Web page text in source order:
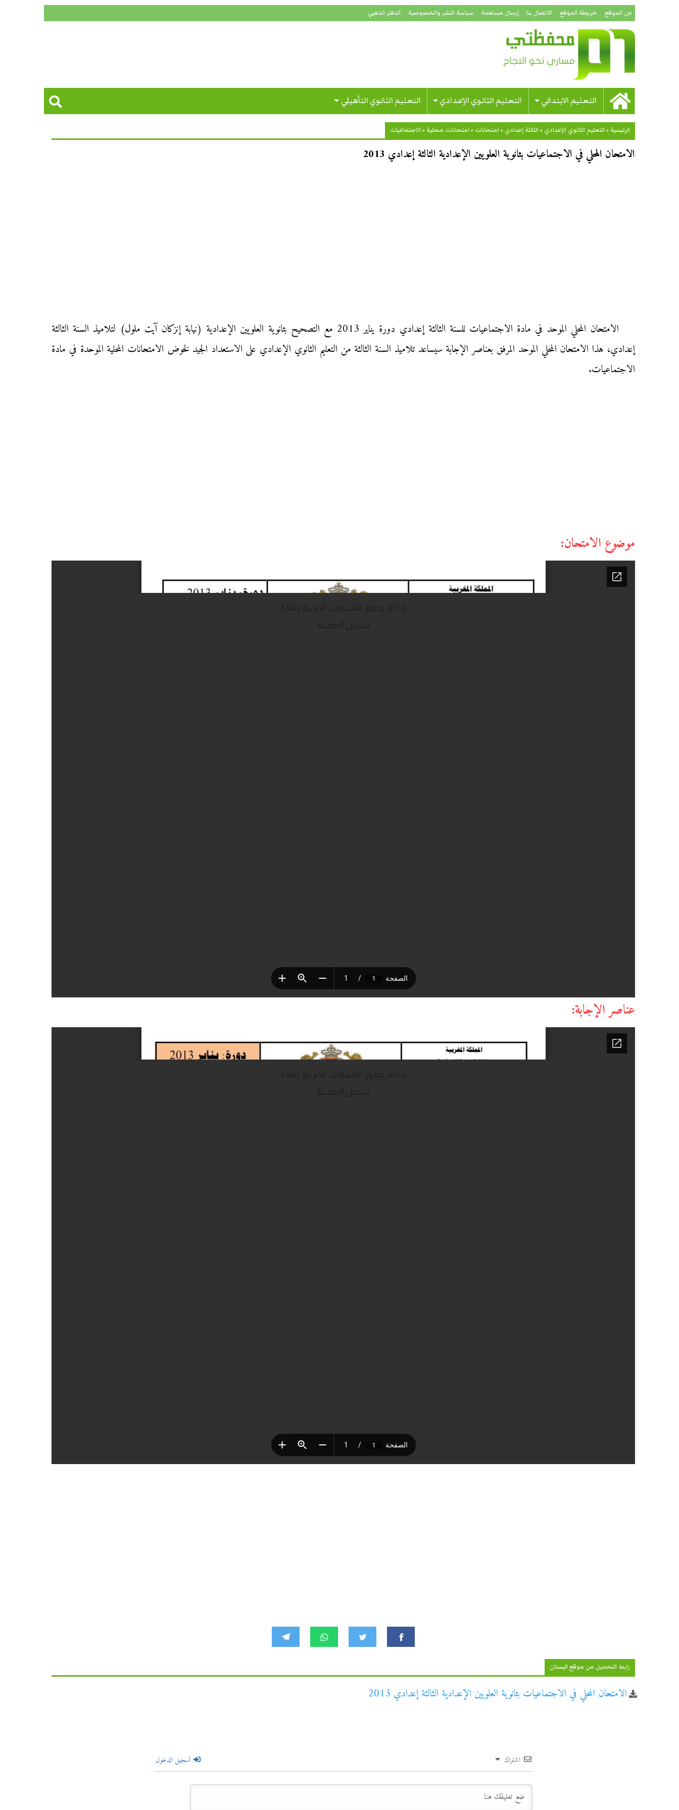
عن الموقع خريطة الموقع الاتصال بنا إرسال مساهمة سياسة النشر والخصوصية الدفتر الذهبي
التعليم الابتدائي التعليم الثانوي الإعدادي التعليم الثانوي التأهيلي
الرئيسية »التعليم الثانوي الإعدادي »الثالثة إعدادي »امتحانات »امتحانات محلية »الاجتماعيات
الامتحان المحلي في الاجتماعيات بثانوية العلويين الإعدادية الثالثة إعدادي 2013
الامتحان المحلي الموحد في مادة الاجتماعيات للسنة الثالثة إعدادي دورة يناير 2013 مع التصحيح بثانوية العلويين الإعدادية (نيابة إنزكان آيت ملول) لتلاميذ السنة الثالثة
إعدادي، هذا الامتحان المحلي الموحد المرفق بعناصر الإجابة سيساعد تلاميذ السنة الثالثة من التعليم الثانوي الإعدادي على الاستعداد الجيد لخوض الامتحانات المحلية الموحدة في مادة
الاجتماعيات.
موضوع الامتحان:
عناصر الإجابة:
رابط التحميل من موقع البستان
الامتحان المحلي في الاجتماعيات بثانوية العلويين الإعدادية الثالثة إعدادي 2013
اشتراك تسجيل الدخول